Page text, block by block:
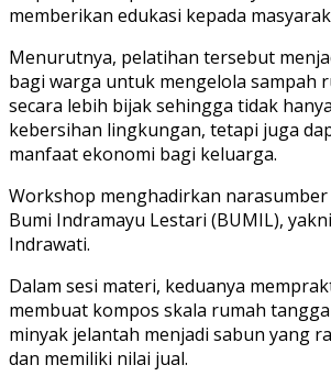
memberikan edukasi kepada
‎‎Menurutnya, pelatihan tersebut
bagi warga untuk mengelola sampah
secara lebih bijak sehingga tidak
kebersihan lingkungan, tetapi juga
manfaat ekonomi bagi keluarga.
‎Workshop menghadirkan
Bumi Indramayu Lestari (BUMIL),
Indrawati.
Dalam sesi materi, keduanya
membuat kompos skala rumah
minyak jelantah menjadi sabun yang
dan memiliki nilai jual.